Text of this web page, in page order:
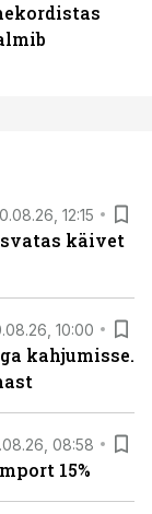
12:15
käivet
10:00
kahjumisse.
08:58
15%